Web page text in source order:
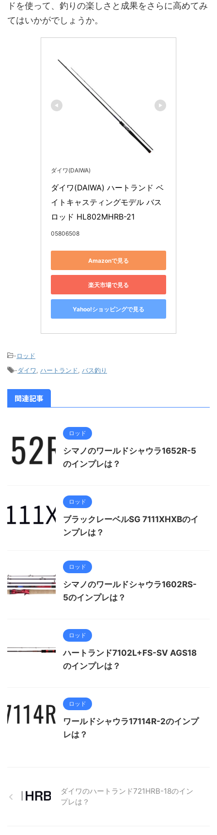
ドを使って、釣りの楽しさと成果をさらに高めてみ
てはいかがでしょうか。
ダイワ(DAIWA)
ダイワ(DAIWA) ハートランド ベ
イトキャスティングモデル バス
ロッド HL802MHRB-21
05806508
Amazonで見る
楽天市場で見る
Yahoo!ショッピングで見る
-ロッド
-ダイワ ハートランド バス釣り
関連記事
ロッド
シマノのワールドシャウラ1652R-5
のインプレは？
ロッド
ブラックレーベルSG 7111XHXBのイ
ンプレは？
ロッド
シマノのワールドシャウラ1602RS-
5のインプレは？
ロッド
ハートランド7102L+FS-SV AGS18
のインプレは？
ロッド
ワールドシャウラ17114R-2のインプ
レは？
ダイワのハートランド721HRB-18のイン
プレは？